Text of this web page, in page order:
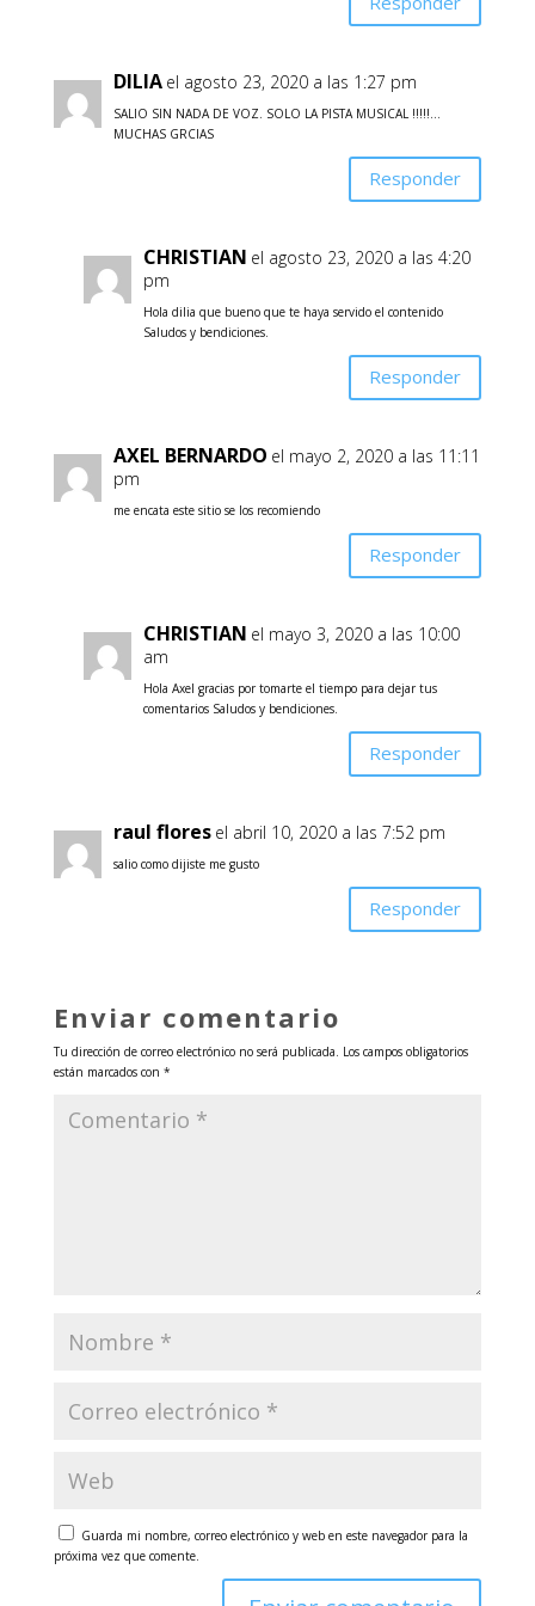
DILIA el agosto 23, 2020 a las 1:27 pm
SALIO SIN NADA DE VOZ. SOLO LA PISTA MUSICAL !!!!!…
MUCHAS GRCIAS
Responder
CHRISTIAN el agosto 23, 2020 a las 4:20
pm
Hola dilia que bueno que te haya servido el contenido
Saludos y bendiciones.
Responder
AXEL BERNARDO el mayo 2, 2020 a las 11:11
pm
me encata este sitio se los recomiendo
Responder
CHRISTIAN el mayo 3, 2020 a las 10:00
am
Hola Axel gracias por tomarte el tiempo para dejar tus
comentarios Saludos y bendiciones.
Responder
raul flores el abril 10, 2020 a las 7:52 pm
salio como dijiste me gusto
Responder
Enviar comentario
Tu dirección de correo electrónico no será publicada. Los campos obligatorios
están marcados con *
Guarda mi nombre, correo electrónico y web en este navegador para la
próxima vez que comente.